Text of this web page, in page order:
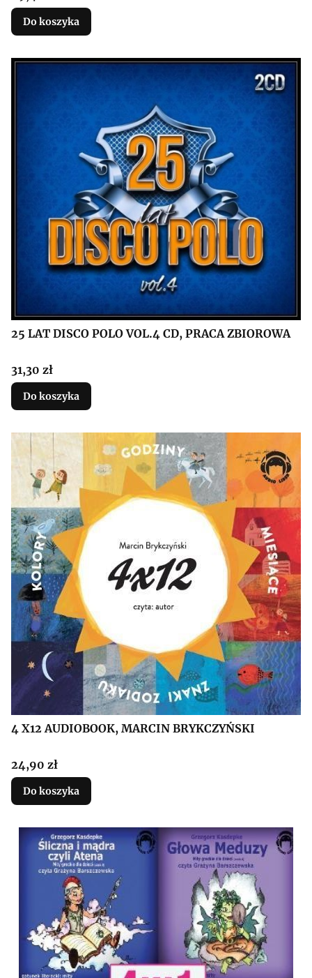
Do koszyka
25 LAT DISCO POLO VOL.4 CD, PRACA ZBIOROWA
Cena
31,30 zł
Do koszyka
4 X12 AUDIOBOOK, MARCIN BRYKCZYŃSKI
Cena
24,90 zł
Do koszyka